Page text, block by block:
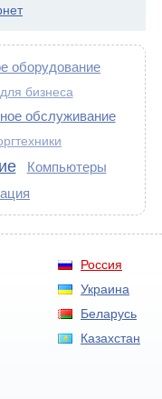
оборудование
бизнеса
обслуживание
Компьютеры
Россия
Украина
Беларусь
Казахстан